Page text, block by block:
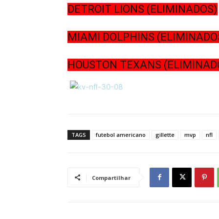
DETROIT LIONS (ELIMINADOS)
MIAMI DOLPHINS
HOUSTON TEXANS
TAGS futebol americano gillette mvp nfl
Compartilhar